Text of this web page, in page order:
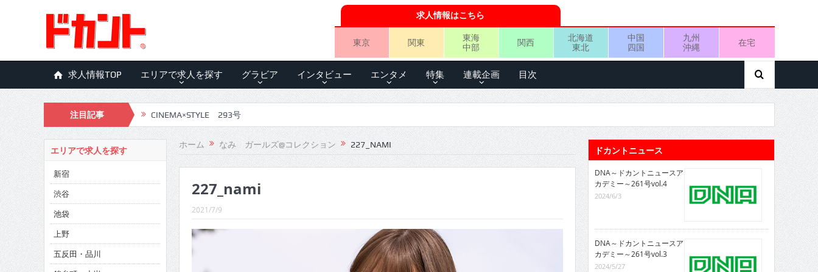
求人情報はこちら
東京 関東
東海
中部
関西
北海道
東北
中国
四国
九州
沖縄
在宅
求人情報TOP エリアで求人を探す グラビア インタビュー エンタメ 特集 連載企画 目次
注目記事 CINEMA×STYLE 293号
CINEMA×STYLE 292号
CINEMA×STYLE 291号
CINEMA×STYLE 290号
CINEMA×STYLE 289号
CINEMA×STYLE 288号
ホーム なみ ガールズ@コレクション 227_NAMI
227_nami
2021/7/9
エリアで求人を探す
新宿
渋谷
池袋
上野
五反田・品川
ドカントニュース
DNA～ドカントニュースア
カデミー～261号vol.4
2024/6/3
DNA～ドカントニュースア
カデミー～261号vol.3
2024/5/27